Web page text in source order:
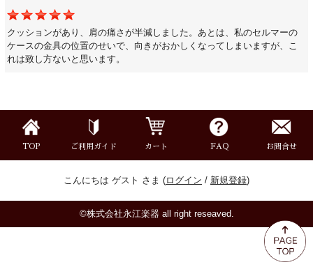
クッションがあり、肩の痛さが半減しました。あとは、私のセルマーの
ケースの金具の位置のせいで、向きがおかしくなってしまいますが、こ
れは致し方ないと思います。
TOP ご利用ガイド カート FAQ お問合せ
こんにちは ゲスト さま (ログイン / 新規登録)
©株式会社永江楽器 all right reseaved.
楽器ケース＆ケースカバー
楽器スタンド
チューナー・メトロノーム
譜面台・指揮棒
音楽ギフト・雑貨